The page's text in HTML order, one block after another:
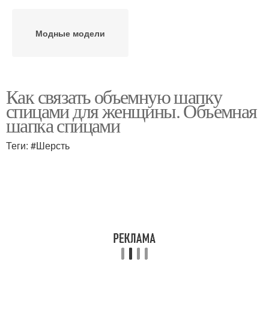
Модные модели
Как связать объемную шапку
спицами для женщины. Объемная
шапка спицами
Теги: #Шерсть